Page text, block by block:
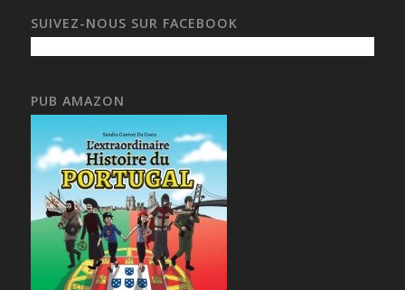
SUIVEZ-NOUS SUR FACEBOOK
PUB AMAZON